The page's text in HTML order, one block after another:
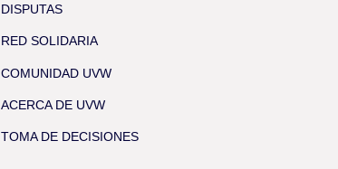
DISPUTAS
RED SOLIDARIA
COMUNIDAD UVW
ACERCA DE UVW
TOMA DE DECISIONES